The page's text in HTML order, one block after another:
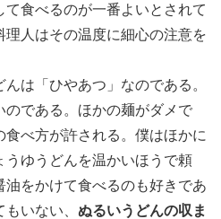
て食べるのが一番よいとされて
人はその温度に細心の注意を
は「ひやあつ」なのである。
である。ほかの麺がダメで
食べ方が許される。僕はほかに
うゆうどんを温かいほうで頼
をかけて食べるのも好きであ
いない、 ぬるいうどんの収ま